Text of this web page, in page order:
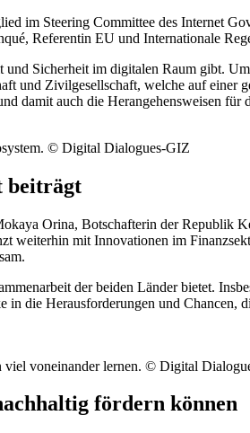
im Steering Committee des Internet
Referentin EU und Internationale
Sicherheit im digitalen Raum gibt.
und Zivilgesellschaft, welche auf
damit auch die Herangehensweisen für
© Digital Dialogues-GIZ
beiträgt
Orina, Botschafterin der Republik
weiterhin mit Innovationen im
der beiden Länder bietet.
in die Herausforderungen und
voneinander lernen. © Digital
fördern können